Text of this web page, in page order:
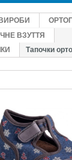
ВЗУТТЯ
Тапочки